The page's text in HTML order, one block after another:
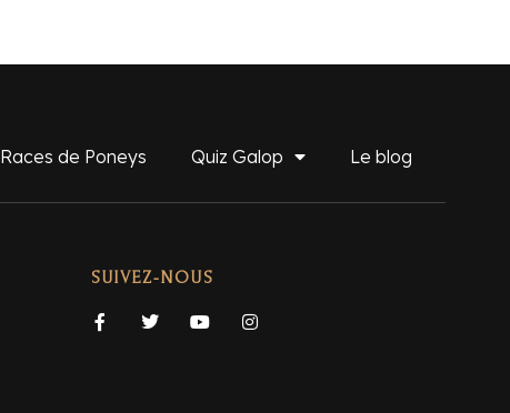
Races de Poneys Quiz Galop Le blog
SUIVEZ-NOUS